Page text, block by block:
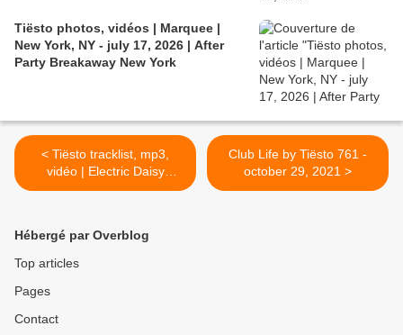
Tiësto photos, vidéos | Marquee |
New York, NY - july 17, 2026 | After
Party Breakaway New York
< Tiësto tracklist, mp3,
vidéo | Electric Daisy
Carnival | Las Vegas, NV -
Club Life by Tiësto 761 -
october 29, 2021 >
Hébergé par Overblog
Top articles
Pages
Contact